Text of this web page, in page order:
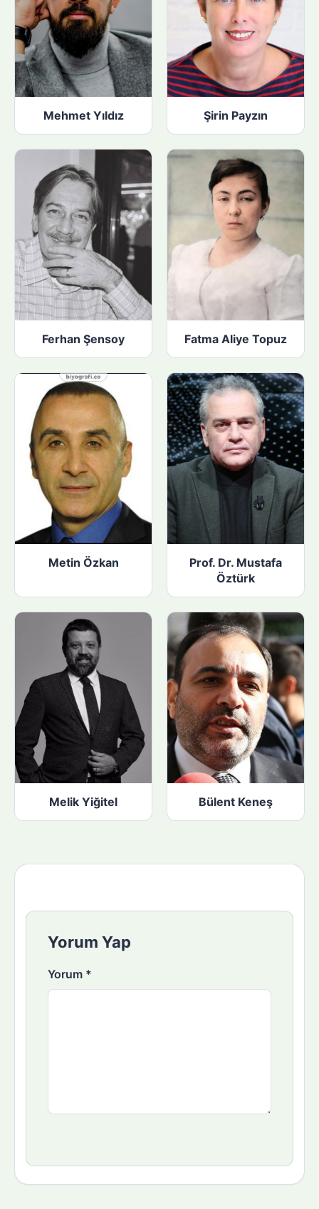
Mehmet Yıldız Şirin Payzın
Ferhan Şensoy Fatma Aliye Topuz
Metin Özkan
Prof. Dr. Mustafa
Öztürk
Melik Yiğitel Bülent Keneş
Yorum Yap
Yorum *